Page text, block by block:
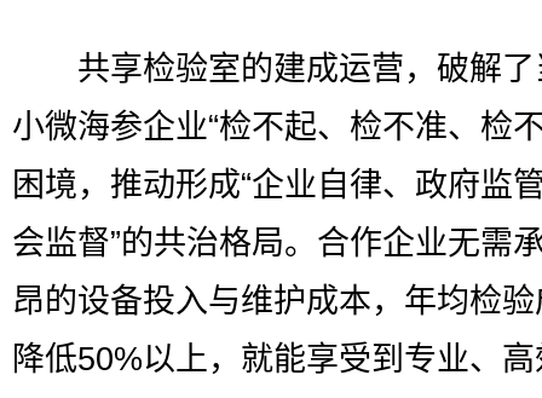
共享检验室的建成运营，破解了
小微海参企业“检不起、检不准、检
困境，推动形成“企业自律、政府监
会监督”的共治格局。合作企业无需
昂的设备投入与维护成本，年均检
降低50%以上，就能享受到专业、